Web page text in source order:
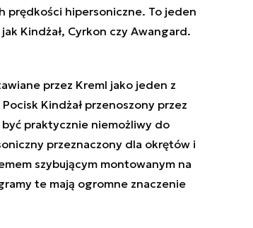
prędkości hipersoniczne. To jeden
Kindżał, Cyrkon czy Awangard.
przez Kreml jako jeden z
Kindżał przenoszony przez
być praktycznie niemożliwy do
przeznaczony dla okrętów i
szybującym montowanym na
te mają ogromne znaczenie